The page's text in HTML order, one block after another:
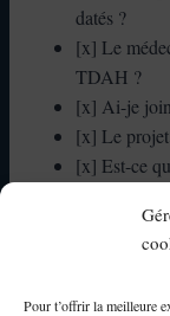
Pour t’offrir la meilleure
datés ?
[x] Le
TDAH ?
[x] Ai-je
[x] Le projet
[x] Est-ce